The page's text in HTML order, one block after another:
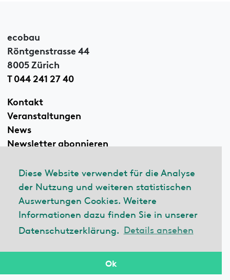
Diese Website verwendet für die Analyse
der Nutzung und weiteren statistischen
Auswertungen Cookies. Weitere
Informationen dazu finden Sie in unserer
Datenschutzerklärung. Details ansehen
Ok
ecobau
Röntgenstrasse 44
8005 Zürich
T 044 241 27 40
Kontakt
Veranstaltungen
News
Newsletter abonnieren
Linkedin
© 2026 ecobau